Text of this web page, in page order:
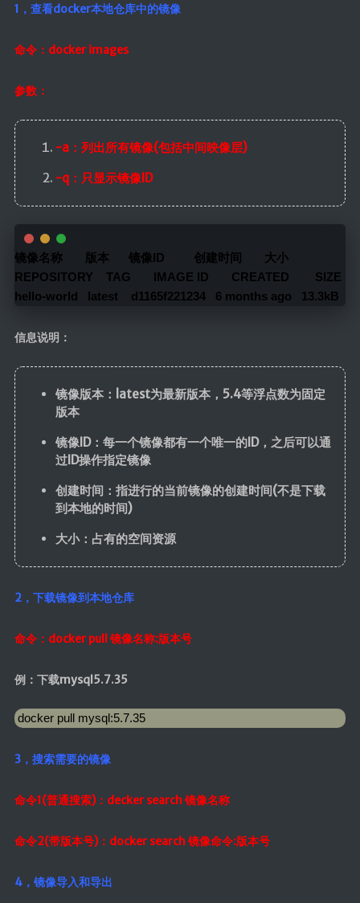
1，查看docker本地仓库中的镜像
命令：docker images
参数：
-a：列出所有镜像(包括中间映像层)
-q：只显示镜像ID
镜像名称       版本      镜像ID         创建时间       大小
REPOSITORY    TAG       IMAGE ID       CREATED        SIZE
hello-world   latest    d1165f221234   6 months ago   13.3kB
信息说明：
镜像版本：latest为最新版本，5.4等浮点数为固定
版本
镜像ID：每一个镜像都有一个唯一的ID，之后可以通
过ID操作指定镜像
创建时间：指进行的当前镜像的创建时间(不是下载
到本地的时间)
大小：占有的空间资源
2，下载镜像到本地仓库
命令：docker pull 镜像名称:版本号
例：下载mysql5.7.35
docker pull mysql:5.7.35
3，搜索需要的镜像
命令1(普通搜索)：decker search 镜像名称
命令2(带版本号)：docker search 镜像命令:版本号
4，镜像导入和导出